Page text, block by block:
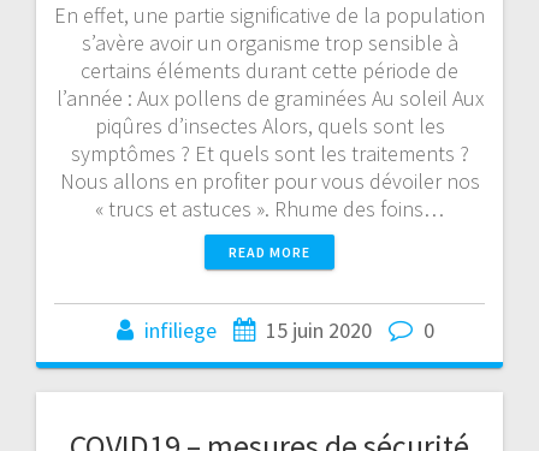
En effet, une partie significative de la population
s’avère avoir un organisme trop sensible à
certains éléments durant cette période de
l’année : Aux pollens de graminées Au soleil Aux
piqûres d’insectes Alors, quels sont les
symptômes ? Et quels sont les traitements ?
Nous allons en profiter pour vous dévoiler nos
« trucs et astuces ». Rhume des foins…
READ MORE
infiliege 15 juin 2020 0